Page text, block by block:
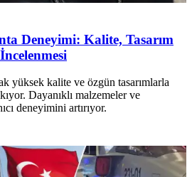
Deneyimi: Kalite, Tasarım
yüksek kalite ve özgün tasarımlarla
Dayanıklı malzemeler ve
deneyimini artırıyor.